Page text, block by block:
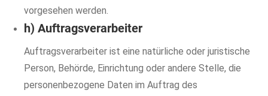
vorgesehen werden.
h) Auftragsverarbeiter
Auftragsverarbeiter ist eine natürliche oder juristische
Person, Behörde, Einrichtung oder andere Stelle, die
personenbezogene Daten im Auftrag des